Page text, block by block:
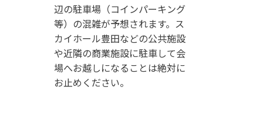
辺の駐車場（コインパーキング
等）の混雑が予想されます。ス
カイホール豊田などの公共施設
や近隣の商業施設に駐車して会
場へお越しになることは絶対に
お止めください。